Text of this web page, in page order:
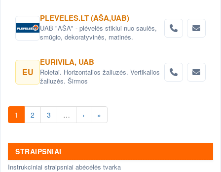
aptvėrimas, akustinės lamelės,
ventiliacinės grotelės, fasado dangteliai,
aptvėrimas, Z profiliai
PLEVELES.LT (AŠA,UAB)
UAB "AŠA" - plėvelės stiklui nuo saulės,
smūgio, dekoratyvinės, matinės.
EU
EURIVILA, UAB
Roletai. Horizontalios žaliuzės. Vertikalios
žaliuzės. Širmos
1 2 3 … › »
STRAIPSNIAI
Instrukciniai straipsniai abėcėlės tvarka